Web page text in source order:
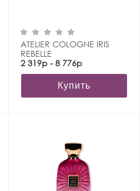
ATELIER COLOGNE IRIS
REBELLE
2 319р - 8 776р
Купить